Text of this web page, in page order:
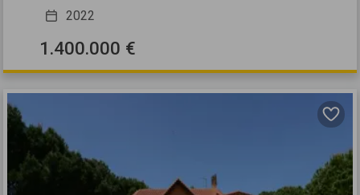
2022
1.400.000 €